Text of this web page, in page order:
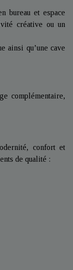
bureau et espace
créative ou un
ainsi qu’une cave
complémentaire,
confort et
de qualité :